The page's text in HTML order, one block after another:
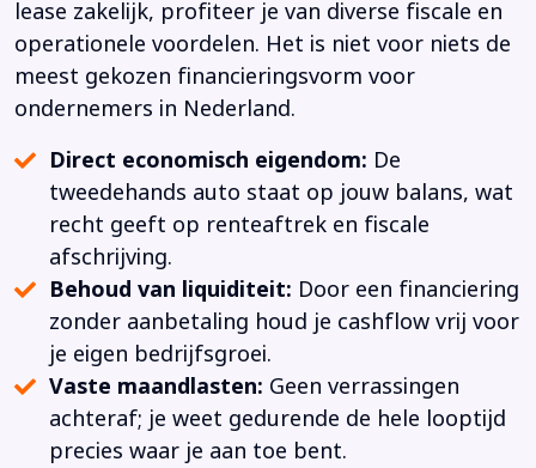
lease zakelijk, profiteer je van diverse fiscale en
operationele voordelen. Het is niet voor niets de
meest gekozen financieringsvorm voor
ondernemers in Nederland.
Direct economisch eigendom: De
tweedehands auto staat op jouw balans, wat
recht geeft op renteaftrek en fiscale
afschrijving.
Behoud van liquiditeit: Door een financiering
zonder aanbetaling houd je cashflow vrij voor
je eigen bedrijfsgroei.
Vaste maandlasten: Geen verrassingen
achteraf; je weet gedurende de hele looptijd
precies waar je aan toe bent.